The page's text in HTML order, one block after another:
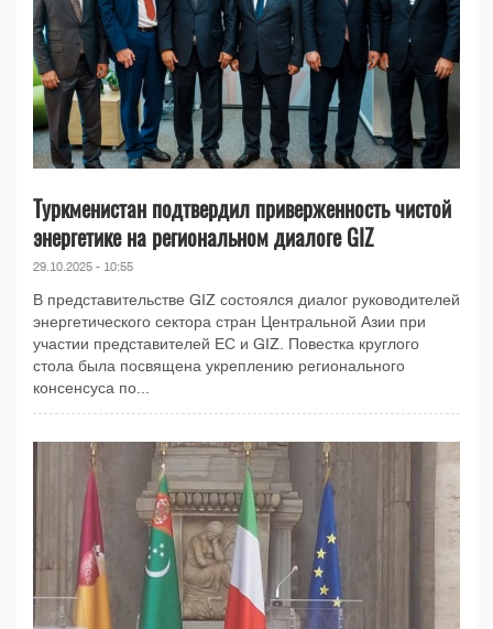
Туркменистан подтвердил приверженность чистой
энергетике на региональном диалоге GIZ
29.10.2025 - 10:55
В представительстве GIZ состоялся диалог руководителей
энергетического сектора стран Центральной Азии при
участии представителей ЕС и GIZ. Повестка круглого
стола была посвящена укреплению регионального
консенсуса по...